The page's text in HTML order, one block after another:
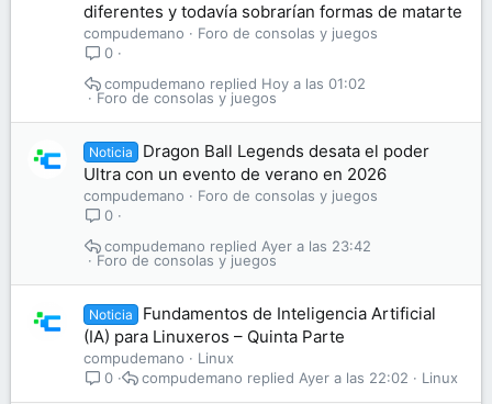
diferentes y todavía sobrarían formas de matarte
compudemano
Foro de consolas y juegos
0
Foro de consolas y juegos
Hoy a las 01:02
compudemano
Noticia
Dragon Ball Legends desata el poder
Ultra con un evento de verano en 2026
compudemano
Foro de consolas y juegos
0
Foro de consolas y juegos
Ayer a las 23:42
compudemano
Noticia
Fundamentos de Inteligencia Artificial
(IA) para Linuxeros – Quinta Parte
compudemano
Linux
0
Linux
Ayer a las 22:02
compudemano